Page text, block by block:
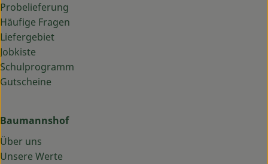
Probelieferung
Häufige Fragen
Liefergebiet
Jobkiste
Schulprogramm
Gutscheine
Baumannshof
Über uns
Unsere Werte